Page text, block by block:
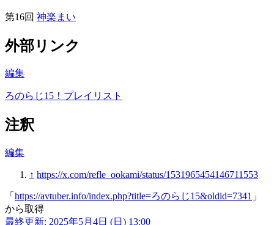
第16回 神楽まい
外部リンク
編集
ろのらじ15！プレイリスト
注釈
編集
↑ https://x.com/refle_ookami/status/1531965454146711553
「 https://avtuber.info/index.php?title=ろのらじ15&oldid=7341 」
から取得
最終更新: 2025年5月4日 (日) 13:00